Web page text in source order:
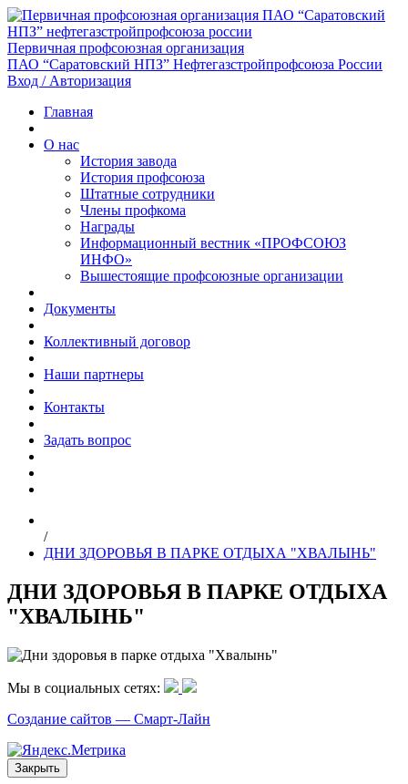
Первичная профсоюзная организация
ПАО “Саратовский НПЗ” Нефтегазстройпрофсоюза России
Вход / Авторизация
Главная
О нас
История завода
История профсоюза
Штатные сотрудники
Члены профкома
Награды
Информационный вестник «ПРОФСОЮЗ
ИНФО»
Вышестоящие профсоюзные организации
Документы
Коллективный договор
Наши партнеры
Контакты
Задать вопрос
/
ДНИ ЗДОРОВЬЯ В ПАРКЕ ОТДЫХА "ХВАЛЫНЬ"
ДНИ ЗДОРОВЬЯ В ПАРКЕ ОТДЫХА
"ХВАЛЫНЬ"
Мы в социальных сетях:
Создание сайтов — Смарт-Лайн
Закрыть